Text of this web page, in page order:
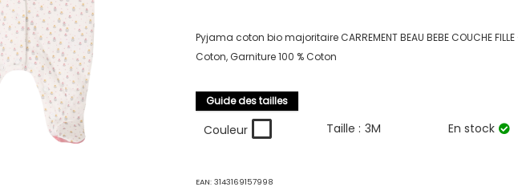
Pyjama coton bio majoritaire CARREMENT BEAU BEBE COUCHE FILLE
Coton, Garniture 100 % Coton
Guide des tailles
Couleur Taille : 3M En stock
EAN:3143169157998